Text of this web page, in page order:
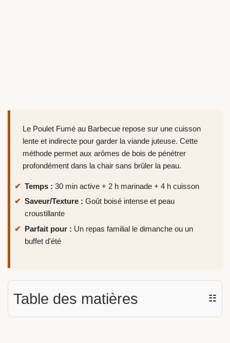
Le Poulet Fumé au Barbecue repose sur une cuisson
lente et indirecte pour garder la viande juteuse. Cette
méthode permet aux arômes de bois de pénétrer
profondément dans la chair sans brûler la peau.
Temps : 30 min active + 2 h marinade + 4 h cuisson
Saveur/Texture : Goût boisé intense et peau
croustillante
Parfait pour : Un repas familial le dimanche ou un
buffet d'été
Table des matières ☷